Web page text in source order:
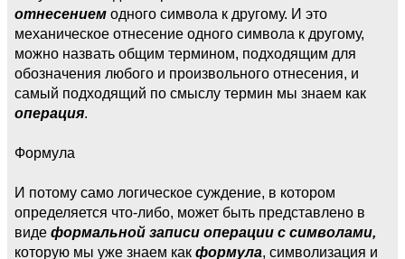
отнесением одного символа к другому. И это
механическое отнесение одного символа к другому,
можно назвать общим термином, подходящим для
обозначения любого и произвольного отнесения, и
самый подходящий по смыслу термин мы знаем как
операция.
Формула
И потому само логическое суждение, в котором
определяется что-либо, может быть представлено в
виде формальной записи операции с символами,
которую мы уже знаем как формула, символизация и